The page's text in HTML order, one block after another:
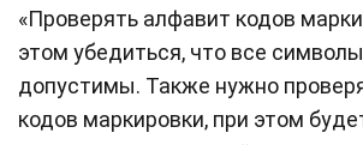
«Проверять алфавит кодов
этом убедиться, что все
допустимы. Также нужно
кодов маркировки, при этом